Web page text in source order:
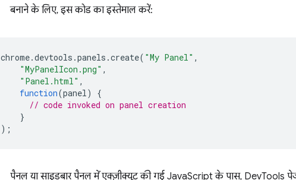
बनाने के लिए, इस कोड का इस्तेमाल करें:
chrome.devtools .panels .create( "My Panel" ,
"MyPanelIcon.png" ,
"Panel.html" ,
function(panel )
{
// code invoked on panel creation
}
);
पैनल या साइडबार पैनल में एक्ज़ीक्यूट की गई JavaScript के पास, DevTools